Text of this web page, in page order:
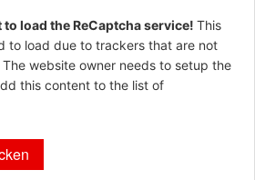
load the ReCaptcha service! This
to load due to trackers that are not
website owner needs to setup the
this content to the list of